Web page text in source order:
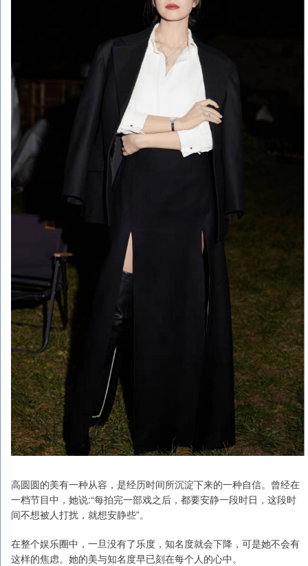
高圆圆的美有一种从容，是经历时间所沉淀下来的一种自信。曾经在
一档节目中，她说:“每拍完一部戏之后，都要安静一段时日，这段时
间不想被人打扰，就想安静些”。
在整个娱乐圈中，一旦没有了乐度，知名度就会下降，可是她不会有
这样的焦虑。她的美与知名度早已刻在每个人的心中。